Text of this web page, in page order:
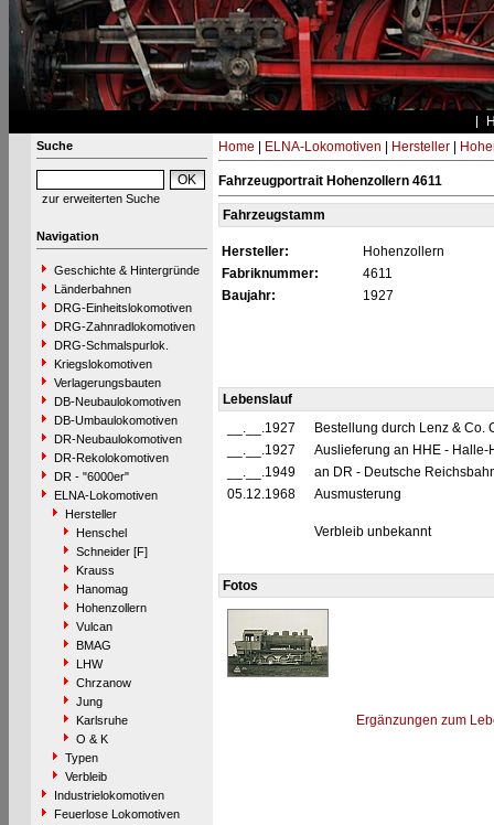
Suche
zur erweiterten Suche
Navigation
Geschichte & Hintergründe
Länderbahnen
DRG-Einheitslokomotiven
DRG-Zahnradlokomotiven
DRG-Schmalspurlok.
Kriegslokomotiven
Verlagerungsbauten
DB-Neubaulokomotiven
DB-Umbaulokomotiven
DR-Neubaulokomotiven
DR-Rekolokomotiven
DR - "6000er"
ELNA-Lokomotiven
Hersteller
Henschel
Schneider [F]
Krauss
Hanomag
Hohenzollern
Vulcan
BMAG
LHW
Chrzanow
Jung
Karlsruhe
O & K
Typen
Verbleib
Industrielokomotiven
Feuerlose Lokomotiven
Home ELNA-Lokomotiven Hersteller|
Fahrzeugportrait Hohenzollern 4611
Fahrzeugstamm
Hersteller:
Hohenzollern
Fabriknummer:
4611
Baujahr:
1927
Lebenslauf
__.__.1927
Bestellung durch Lenz & Co.
__.__.1927
Auslieferung an HHE -
__.__.1949
an DR - Deutsche
05.12.1968
Ausmusterung
Verbleib unbekannt
Fotos
Ergänzungen zum